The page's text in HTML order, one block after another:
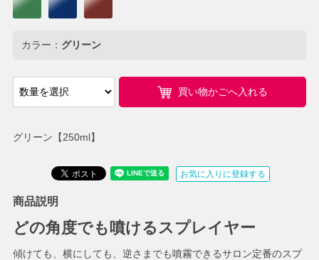
グリーン【250ml】
カラー： グリーン
買い物かごへ入れる
お気に入りに登録する
商品説明
どの角度でも噴けるスプレイヤー
傾けても、横にしても、逆さまでも噴霧できるサロン定番のスプ